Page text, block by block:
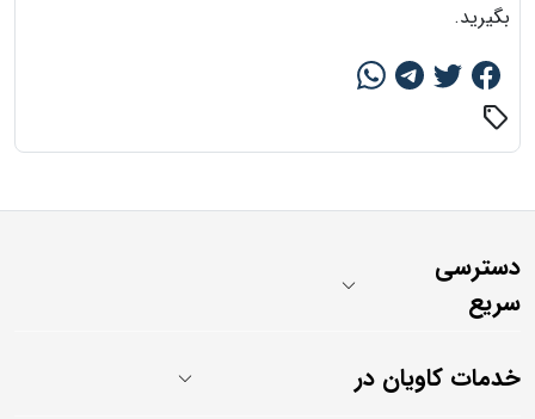
بگیرید.
sell
دسترسی
سریع
خدمات کاویان در